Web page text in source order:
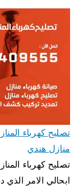
منازل هندي
تصليح كهرباء
ابحالي الامر